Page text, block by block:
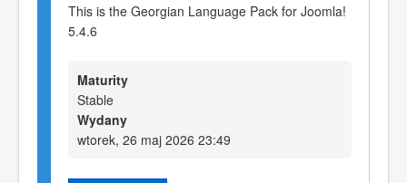
This is the Georgian Language Pack for Joomla!
5.4.6
Maturity
Stable
Wydany
wtorek, 26 maj 2026 23:49